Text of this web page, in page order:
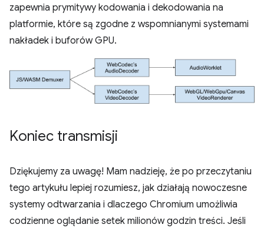
zapewnia prymitywy kodowania i dekodowania na
platformie, które są zgodne z wspomnianymi systemami
nakładek i buforów GPU.
Koniec transmisji
Dziękujemy za uwagę! Mam nadzieję, że po przeczytaniu
tego artykułu lepiej rozumiesz, jak działają nowoczesne
systemy odtwarzania i dlaczego Chromium umożliwia
codzienne oglądanie setek milionów godzin treści. Jeśli